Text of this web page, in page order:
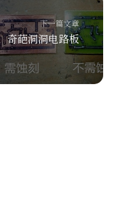
下一篇文章
奇葩洞洞电路板